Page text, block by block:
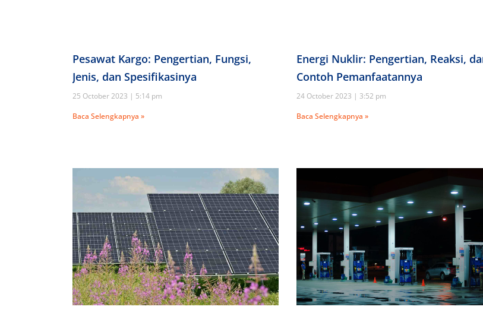
Pesawat Kargo: Pengertian, Fungsi,
Jenis, dan Spesifikasinya
25 October 2023
5:14 pm
Baca Selengkapnya »
Energi Nuklir: Pengertian, Reaksi,
Contoh Pemanfaatannya
24 October 2023
3:52 pm
Baca Selengkapnya »